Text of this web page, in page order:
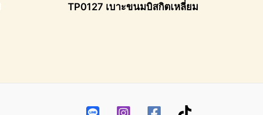
TP0127 เบาะขนมบิสกิตเหลี่ยม